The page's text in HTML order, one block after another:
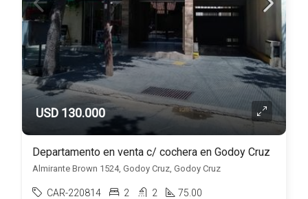
USD 130.000
Departamento en venta c/ cochera en Godoy Cruz
Almirante Brown 1524, Godoy Cruz, Godoy Cruz
CAR-220814 2 2 75.00